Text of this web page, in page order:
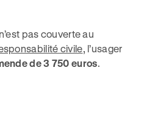
pas couverte au
civile, l’usager
de 3 750 euros.